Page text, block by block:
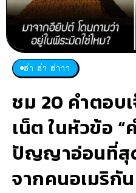
ฮ่า ฮ่า ฮ่าาา
ชม 20 คำตอบ
เน็ต ในหัวข้อ
ปัญญาอ่อนที่สุ
จากคนอเมริกัน